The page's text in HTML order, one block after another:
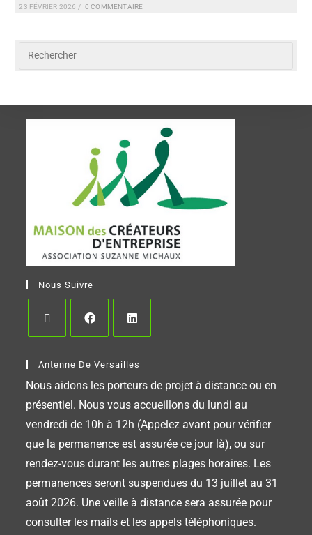
23 FÉVRIER 2026 / 0 COMMENTAIRE
Nous Suivre
Antenne De Versailles
Nous aidons les porteurs de projet à distance ou en
présentiel. Nous vous accueillons du lundi au
vendredi de 10h à 12h (Appelez avant pour vérifier
que la permanence est assurée ce jour là), ou sur
rendez-vous durant les autres plages horaires. Les
permanences seront suspendues du 13 juillet au 31
août 2026. Une veille à distance sera assurée pour
consulter les mails et les appels téléphoniques.